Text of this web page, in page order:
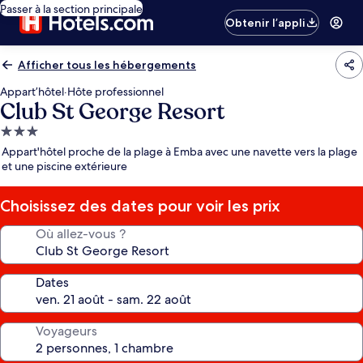
Passer à la section principale
Obtenir l’appli
Afficher tous les hébergements
Appart’hôtel·Hôte professionnel
Club St George Resort
Hébergement
3.0 étoiles
Appart'hôtel proche de la plage à Emba avec une navette vers la plage
et une piscine extérieure
Choisissez des dates pour voir les prix
Où allez-vous ?
Dates
Voyageurs